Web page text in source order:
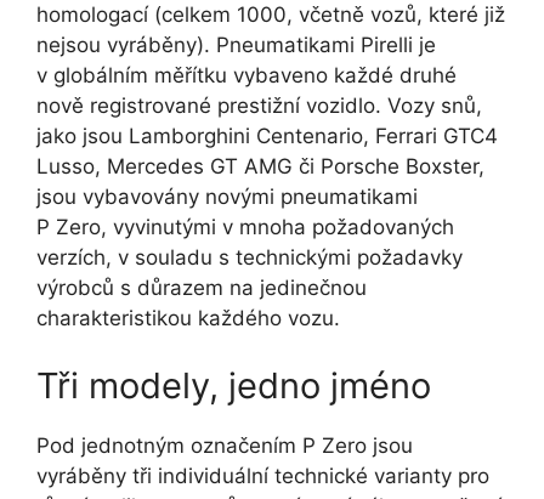
homologací (celkem 1000, včetně vozů, které již
nejsou vyráběny). Pneumatikami Pirelli je
v globálním měřítku vybaveno každé druhé
nově registrované prestižní vozidlo. Vozy snů,
jako jsou Lamborghini Centenario, Ferrari GTC4
Lusso, Mercedes GT AMG či Porsche Boxster,
jsou vybavovány novými pneumatikami
P Zero, vyvinutými v mnoha požadovaných
verzích, v souladu s technickými požadavky
výrobců s důrazem na jedinečnou
charakteristikou každého vozu.
Tři modely, jedno jméno
Pod jednotným označením P Zero jsou
vyráběny tři individuální technické varianty pro